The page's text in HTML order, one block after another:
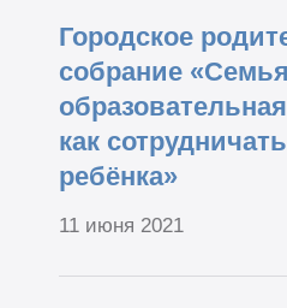
Городское
собрание
как
ребёнка»
11 июня 2021